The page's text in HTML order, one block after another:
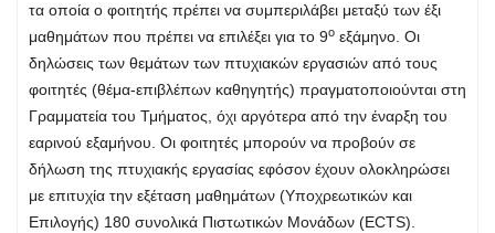
τα οποία ο φοιτητής πρέπει να συμπεριλάβει μεταξύ των έξι
μαθημάτων που πρέπει να επιλέξει για το 9ο εξάμηνο. Οι
δηλώσεις των θεμάτων των πτυχιακών εργασιών από τους
φοιτητές (θέμα-επιβλέπων καθηγητής) πραγματοποιούνται στη
Γραμματεία του Τμήματος, όχι αργότερα από την έναρξη του
εαρινού εξαμήνου. Οι φοιτητές μπορούν να προβούν σε
δήλωση της πτυχιακής εργασίας εφόσον έχουν ολοκληρώσει
με επιτυχία την εξέταση μαθημάτων (Υποχρεωτικών και
Επιλογής) 180 συνολικά Πιστωτικών Μονάδων (ECTS).